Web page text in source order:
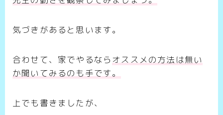
気づきがあると思います。
合わせて、家でやるなら オススメの方法は無い
か聞いてみるのも手です。
上でも書きましたが、